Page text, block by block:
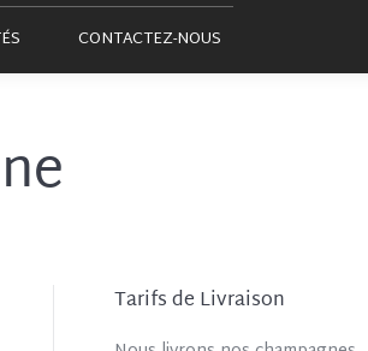
CONTACTEZ-NOUS
Tarifs de Livraison